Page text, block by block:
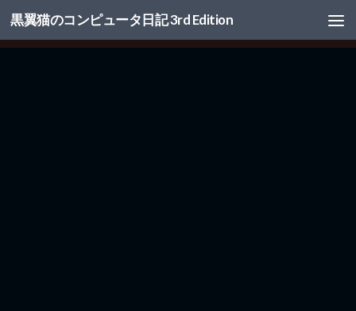
コンテンツへスキップ
黒翼猫のコンピュータ日記 3rd Edition